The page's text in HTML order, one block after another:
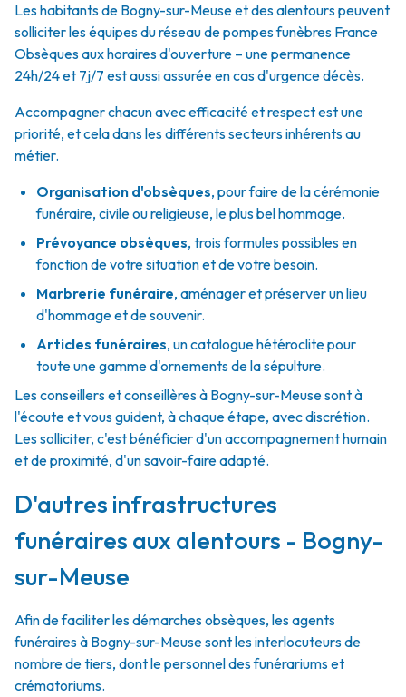
Les habitants de Bogny-sur-Meuse et des alentours peuvent
solliciter les équipes du réseau de pompes funèbres France
Obsèques aux horaires d'ouverture – une permanence
24h/24 et 7j/7 est aussi assurée en cas d'urgence décès.
Accompagner chacun avec efficacité et respect est une
priorité, et cela dans les différents secteurs inhérents au
métier.
Organisation d'obsèques, pour faire de la cérémonie
funéraire, civile ou religieuse, le plus bel hommage.
Prévoyance obsèques, trois formules possibles en
fonction de votre situation et de votre besoin.
Marbrerie funéraire, aménager et préserver un lieu
d'hommage et de souvenir.
Articles funéraires, un catalogue hétéroclite pour
toute une gamme d'ornements de la sépulture.
Les conseillers et conseillères à Bogny-sur-Meuse sont à
l'écoute et vous guident, à chaque étape, avec discrétion.
Les solliciter, c'est bénéficier d'un accompagnement humain
et de proximité, d'un savoir-faire adapté.
D'autres infrastructures
funéraires aux alentours - Bogny-
sur-Meuse
Afin de faciliter les démarches obsèques, les agents
funéraires à Bogny-sur-Meuse sont les interlocuteurs de
nombre de tiers, dont le personnel des funérariums et
crématoriums.